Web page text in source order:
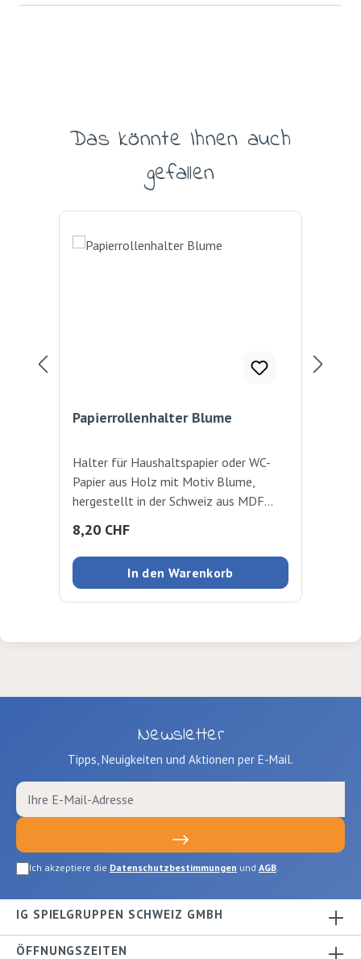
Produktgalerie überspringen
Das könnte Ihnen auch
gefallen
Papierrollenhalter Blume
Halter für Haushaltspapier oder WC-
Papier aus Holz mit Motiv Blume,
hergestellt in der Schweiz aus MDF
geeignet zum Basteln und Bemalen.
(Artikel ohne Papierrolle) 43x16cm
Regulärer Preis:
8,20 CHF
In den Warenkorb
Newsletter
Tipps, Neuigkeiten und Aktionen per E-Mail.
Ich akzeptiere die Datenschutzbestimmungen und AGB.
IG SPIELGRUPPEN SCHWEIZ GMBH
ÖFFNUNGSZEITEN